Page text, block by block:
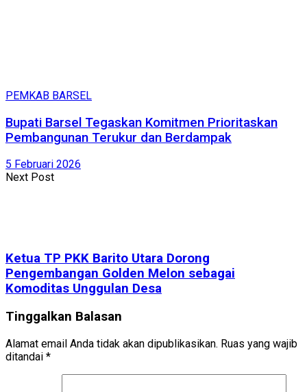
PEMKAB BARSEL
Bupati Barsel Tegaskan Komitmen Prioritaskan
Pembangunan Terukur dan Berdampak
5 Februari 2026
Next Post
Ketua TP PKK Barito Utara Dorong
Pengembangan Golden Melon sebagai
Komoditas Unggulan Desa
Tinggalkan Balasan
Alamat email Anda tidak akan dipublikasikan. Ruas yang wajib
ditandai *